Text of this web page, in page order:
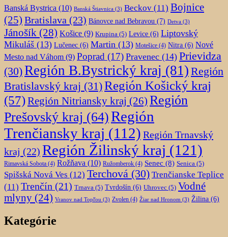
Banská Bystrica (10) Banská Štiavnica (3) Beckov (11) Bojnice
(25) Bratislava (23) Bánovce nad Bebravou (7) Detva (3)
Jánošík (28) Košice (9) Krupina (5) Levice (6) Liptovský
Mikuláš (13) Lučenec (6) Martin (13) Motešice (4) Nitra (6) Nové
Mesto nad Váhom (9) Poprad (17) Pravenec (14) Prievidza
(30)Región B.Bystrický kraj (81) Región
Bratislavský kraj (31)Región Košický kraj
(57)Región Nitriansky kraj (26) Región
Prešovský kraj (64)Región
Trenčiansky kraj (112) Región Trnavský
kraj (22) Región Žilinský kraj (121)
Rimavská Sobota (4) Rožňava (10) Ružomberok (4) Senec (8) Senica (5)
Spišská Nová Ves (12) Terchová (30) Trenčianske Teplice
(11) Trenčín (21) Trnava (5) Tvrdošín (6) Uhrovec (5) Vodné
mlyny (24) Vranov nad Topľou (3) Zvolen (4) Žiar nad Hronom (3) Žilina (6)
Kategórie